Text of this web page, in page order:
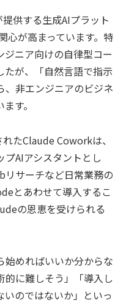
供する生成AIプラット
心が高まっています。特
ニア向けの自律型コー
たが、「自然言語で指示
、非エンジニアのビジネ
す。
たClaude Coworkは、
AIアシスタントとし
リサーチなど日常業務の
とあわせて導入するこ
の恩恵を受けられる
始めればいいか分からな
的に難しそう」「導入し
のではないか」といっ